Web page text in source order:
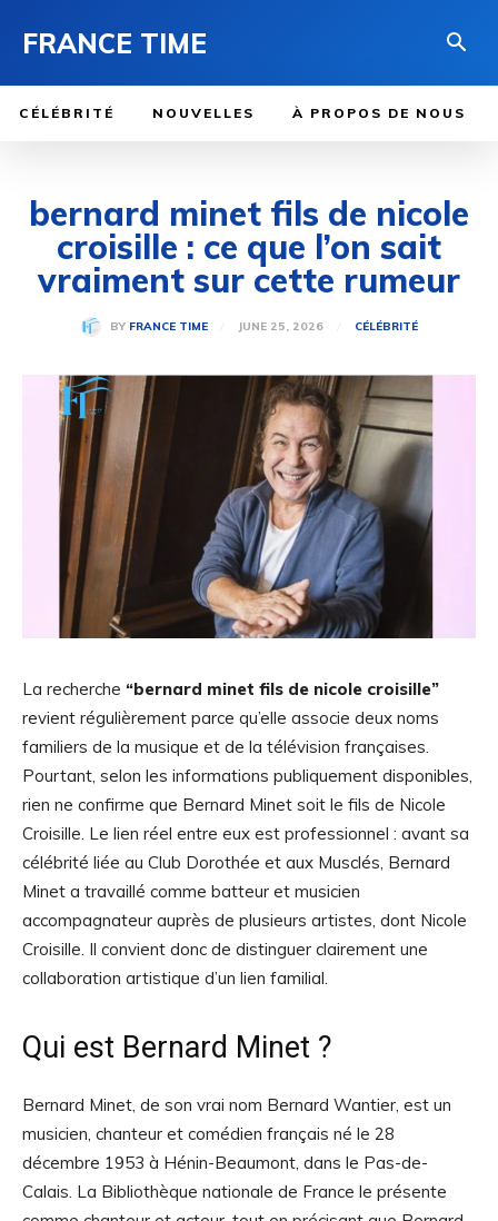
FRANCE TIME
CÉLÉBRITÉ NOUVELLES À PROPOS DE NOUS
bernard minet fils de nicole
croisille : ce que l’on sait
vraiment sur cette rumeur
BY FRANCE TIME JUNE 25, 2026 CÉLÉBRITÉ
La recherche “bernard minet fils de nicole croisille”
revient régulièrement parce qu’elle associe deux noms
familiers de la musique et de la télévision françaises.
Pourtant, selon les informations publiquement disponibles,
rien ne confirme que Bernard Minet soit le fils de Nicole
Croisille. Le lien réel entre eux est professionnel : avant sa
célébrité liée au Club Dorothée et aux Musclés, Bernard
Minet a travaillé comme batteur et musicien
accompagnateur auprès de plusieurs artistes, dont Nicole
Croisille. Il convient donc de distinguer clairement une
collaboration artistique d’un lien familial.
Qui est Bernard Minet ?
Bernard Minet, de son vrai nom Bernard Wantier, est un
musicien, chanteur et comédien français né le 28
décembre 1953 à Hénin-Beaumont, dans le Pas-de-
Calais. La Bibliothèque nationale de France le présente